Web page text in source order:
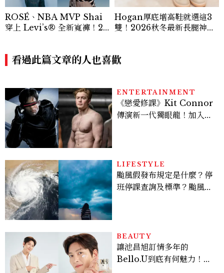
ROSÉ、NBA MVP Shai
穿上 Levi’s® 全新寬褲！20
Hogan厚底增高鞋就選這3
雙！2026秋冬最新長腿神
看過此篇文章的人也喜歡
ENTERTAINMENT
《戀愛修課》Kit Connor
傳演新一代獨眼龍！加入新
LIFESTYLE
颱風假發布規定是什麼？停
班停課查詢及標準？颱風假
BEAUTY
讓池昌旭訂情多年的
Bello.U到底有何魅力！揭